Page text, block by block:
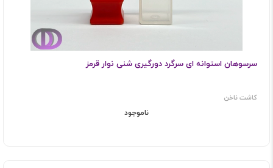
سرسوهان استوانه ای سرگرد دورگیری شنی نوار قرمز
کاشت ناخن
ناموجود